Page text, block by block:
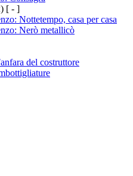
[ - ]
Nottetempo, casa per casa
Nerò metallicò
del costruttore